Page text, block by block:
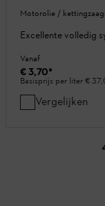
Motorolie /
Excellente volledig
Vanaf
€ 3,70*
Basisprijs per liter€
Vergelijken